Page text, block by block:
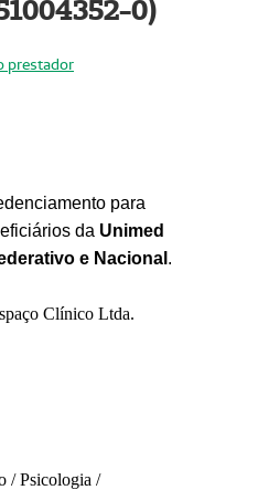
0)
prestador
para
da Unimed
e Nacional .
Clínico Ltda.
/ Psicologia /